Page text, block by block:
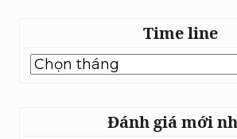
Time line
Time
line
Đánh giá mới